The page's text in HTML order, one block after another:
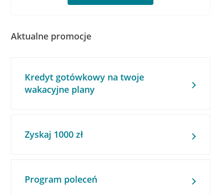
Aktualne promocje
Kredyt gotówkowy na twoje
wakacyjne plany
Zyskaj 1000 zł
Program poleceń